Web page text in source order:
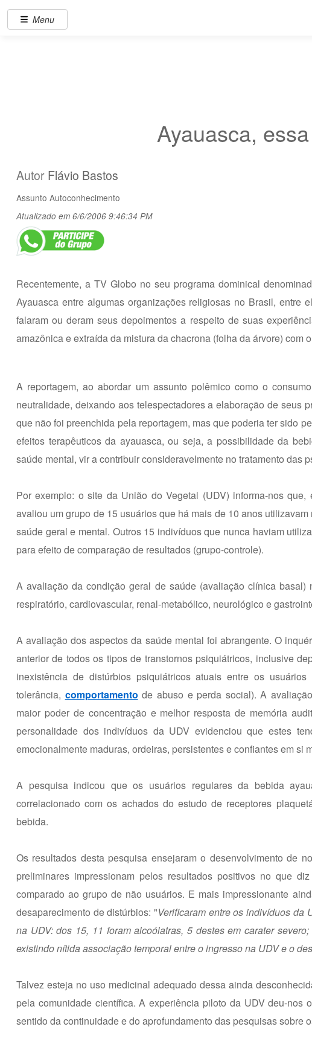
Ayauasca,
Autor Flávio Bastos
Assunto Autoconhecimento
Atualizado em 6/6/2006 9:46:34 PM
Recentemente, a TV Globo no seu programa dominical
Ayauasca entre algumas organizações religiosas no Brasil,
falaram ou deram seus depoimentos a respeito de suas
amazônica e extraída da mistura da chacrona (folha da árvore) com
A reportagem, ao abordar um assunto polêmico como o
neutralidade, deixando aos telespectadores a elaboração de seus
que não foi preenchida pela reportagem, mas que poderia ter sido
efeitos terapêuticos da ayauasca, ou seja, a possibilidade da
saúde mental, vir a contribuir consideravelmente no tratamento das
Por exemplo: o site da União do Vegetal (UDV) informa-nos
avaliou um grupo de 15 usuários que há mais de 10 anos
saúde geral e mental. Outros 15 indivíduos que nunca haviam
para efeito de comparação de resultados (grupo-controle).
A avaliação da condição geral de saúde (avaliação clínica
respiratório, cardiovascular, renal-metabólico, neurológico e
A avaliação dos aspectos da saúde mental foi abrangente. O
anterior de todos os tipos de transtornos psiquiátricos, inclusive
inexistência de distúrbios psiquiátricos atuais entre os
tolerância, comportamento de abuso e perda social). A
maior poder de concentração e melhor resposta de memória
personalidade dos indivíduos da UDV evidenciou que estes
emocionalmente maduras, ordeiras, persistentes e confiantes em si
A pesquisa indicou que os usuários regulares da bebida
correlacionado com os achados do estudo de receptores
bebida.
Os resultados desta pesquisa ensejaram o desenvolvimento de
preliminares impressionam pelos resultados positivos no que
comparado ao grupo de não usuários. E mais impressionante
desaparecimento de distúrbios: "Verificaram entre os indivíduos da
na UDV: dos 15, 11 foram alcoólatras, 5 destes em carater
existindo nítida associação temporal entre o ingresso na UDV e o
Talvez esteja no uso medicinal adequado dessa ainda
pela comunidade científica. A experiência piloto da UDV deu-
sentido da continuidade e do aprofundamento das pesquisas sobre
Menu